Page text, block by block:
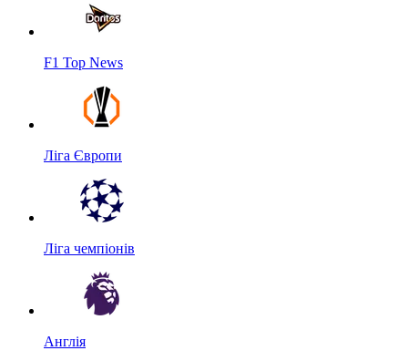
F1 Top News
Ліга Європи
Ліга чемпіонів
Англія